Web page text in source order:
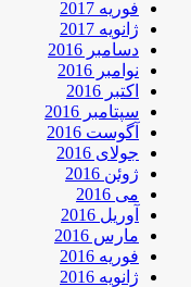
فوریه 2017
ژانویه 2017
دسامبر 2016
نوامبر 2016
اکتبر 2016
سپتامبر 2016
آگوست 2016
جولای 2016
ژوئن 2016
می 2016
آوریل 2016
مارس 2016
فوریه 2016
ژانویه 2016